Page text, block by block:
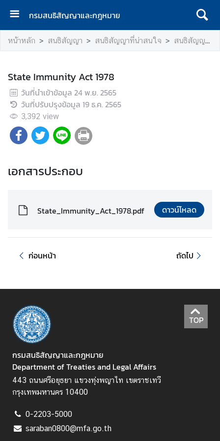
กรมสนธิสัญญาและกฎหมาย
ห
น้
เ
ร
ก
เ
กี่
กั
ร
ม
ญ
า
ก
ฎ
ห
ม
ย
หน้าหลัก สนธิสัญญา สนธิสัญญาที่น่าสนใจ สนธิสัญญาที่น่าสนใจ (ฉบับไม่มีคำแปลภาษาไทย)
State Immunity Act 1978
วันที่นำเข้าข้อมูล 24 พ.ย. 2565
วันที่ปรับปรุงข้อมูล 19 ธ.ค. 2565
3,392 view
เอกสารประกอบ
State_Immunity_Act_1978.pdf ดาวน์โหลด
ก่อนหน้า ถัดไป
TOP
กรมสนธิสัญญาและกฎหมาย
Department of Treaties and Legal Affairs
443 ถนนศรีอยุธยา แขวงทุ่งพญาไท เขตราชเทวี
กรุงเทพมหานคร 10400
0-2203-5000
saraban0800@mfa.go.th